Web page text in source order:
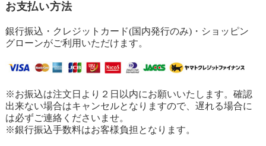
お支払い方法
銀行振込・クレジットカード(国内発行のみ)・ショッピン
グローンがご利用いただけます。
※お振込は注文日より２日以内にお願いいたします。確認
出来ない場合はキャンセルとなりますので、遅れる場合に
は必ずご連絡くださいませ。
※銀行振込手数料はお客様負担となります。